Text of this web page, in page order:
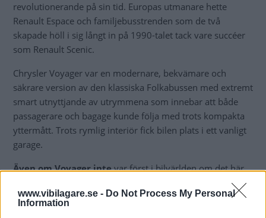
www.vibilagare.se - Do Not Process My Personal
Information
revolutionerande på sin tid. Europas utmanare hette
Renault Espace och familjebusstrenden som de två
skapade höll i sig långt in på 1990-talet tack vare succéer
som Renault Scenic.
Chrysler Voyager var en modernare, bekvämare och
säkrare version av den klassiska Folkabussen med extremt
smart utnyttjande av utrymmena som innebar att både
passagerare och bagage kunde följa med trots kompakta
yttermått. Trots rymlig interiör fick bilen plats i ett vanligt
garage.
Även om Voyager intevar först i bilvärlden om det här
konceptet blev det succé direkt och fabrikerna gick för
högtryck för att möta efterfrågan.